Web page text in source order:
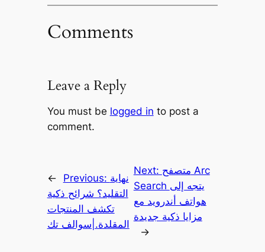
Comments
Leave a Reply
You must be logged in to post a
comment.
← Previous: نهاية
التقليد؟ شرائح ذكية
تكشف المنتجات
المقلدة.|سوالف تك
Next: متصفح Arc
Search يتجه إلى
هواتف أندرويد مع
مزايا ذكية جديدة
→